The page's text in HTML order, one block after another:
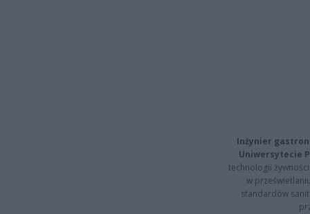
Inżynier
Uniwersytecie
technologii
w
standardów